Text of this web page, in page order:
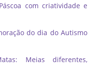
com criatividade e
do dia do Autismo
Meias diferentes,